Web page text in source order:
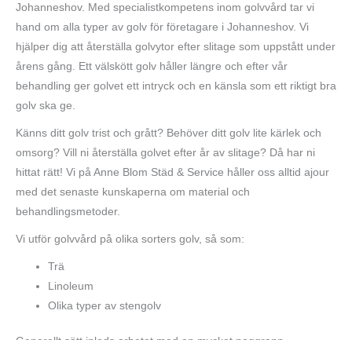
Johanneshov. Med specialistkompetens inom golvvård tar vi
hand om alla typer av golv för företagare i Johanneshov. Vi
hjälper dig att återställa golvytor efter slitage som uppstått under
årens gång. Ett välskött golv håller längre och efter vår
behandling ger golvet ett intryck och en känsla som ett riktigt bra
golv ska ge.
Känns ditt golv trist och grått? Behöver ditt golv lite kärlek och
omsorg? Vill ni återställa golvet efter år av slitage? Då har ni
hittat rätt! Vi på Anne Blom Städ & Service håller oss alltid ajour
med det senaste kunskaperna om material och
behandlingsmetoder.
Vi utför golvvård på olika sorters golv, så som:
Trä
Linoleum
Olika typer av stengolv